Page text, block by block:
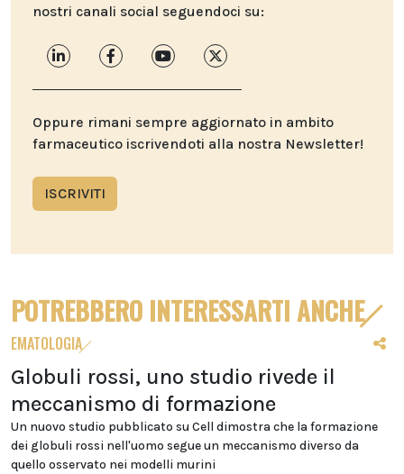
nostri canali social seguendoci su:
Oppure rimani sempre aggiornato in ambito
farmaceutico iscrivendoti alla nostra Newsletter!
ISCRIVITI
POTREBBERO INTERESSARTI ANCHE
EMATOLOGIA
Globuli rossi, uno studio rivede il
meccanismo di formazione
Un nuovo studio pubblicato su Cell dimostra che la formazione
dei globuli rossi nell'uomo segue un meccanismo diverso da
quello osservato nei modelli murini